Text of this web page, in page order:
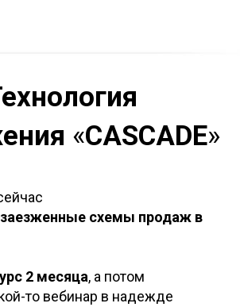
«CASCADE»
заезженныесхемы продаж в
2 месяца, а потом
то вебинар в надежде